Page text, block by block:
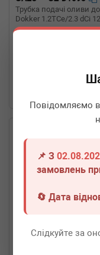
Повідомляємо
📌 З
замовлень
🔄 Дата
Слідкуйте за
Трубка подачі оливи
Dokker 1.2TCe/2.3 dCi